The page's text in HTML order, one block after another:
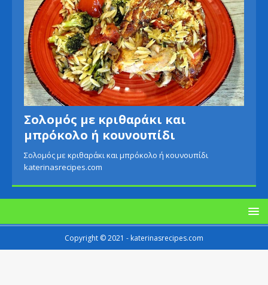
Σολομός με κριθαράκι και
μπρόκολο ή κουνουπίδι
Σολομός με κριθαράκι και μπρόκολο ή κουνουπίδι
katerinasrecipes.com
Copyright © 2021 - katerinasrecipes.com